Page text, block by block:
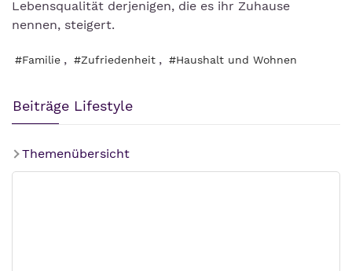
Lebensqualität derjenigen, die es ihr Zuhause
nennen, steigert.
#Familie , #Zufriedenheit , #Haushalt und Wohnen
Beiträge Lifestyle
Themenübersicht